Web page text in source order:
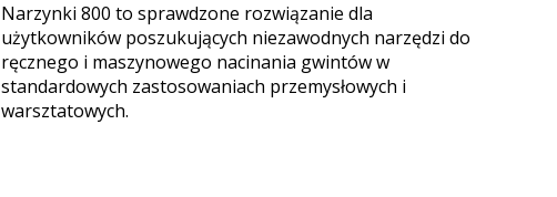
Narzynki 800 to sprawdzone rozwiązanie dla
użytkowników poszukujących niezawodnych narzędzi do
ręcznego i maszynowego nacinania gwintów w
standardowych zastosowaniach przemysłowych i
warsztatowych.